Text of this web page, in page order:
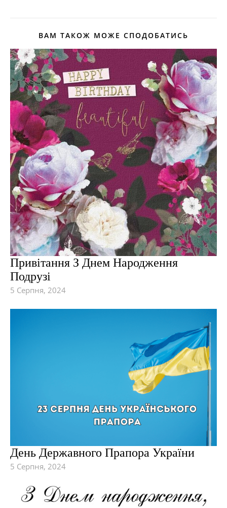
ВАМ ТАКОЖ МОЖЕ СПОДОБАТИСЬ
Привітання З Днем Народження
Подрузі
5 Серпня, 2024
День Державного Прапора України
5 Серпня, 2024